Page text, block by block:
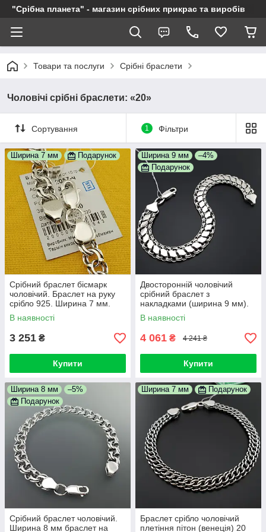
"Срібна планета" - магазин срібних прикрас та виробів
Товари та послуги Срібні браслети
Чоловічі срібні браслети: «20»
Сортування 1 Фільтри
Ширина 7 мм Подарунок
Срібний браслет бісмарк
чоловічий. Браслет на руку
срібло 925. Ширина 7 мм.
Довжина 20 см
В наявності
3 251 ₴
Купити
Ширина 9 мм
–4%
Подарунок
Двосторонній чоловічий
срібний браслет з
накладками (ширина 9 мм).
Довжина 20 см
В наявності
4 061 ₴ 4 241 ₴
Купити
Ширина 8 мм
–5%
Подарунок
Срібний браслет чоловічий.
Ширина 8 мм браслет на
Ширина 7 мм Подарунок
Браслет срібло чоловічий
плетіння пітон (венеція) 20